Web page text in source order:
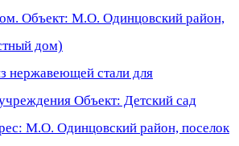
Объект: М.О. Одинцовский район,
дом)
нержавеющей стали для
Объект: Детский сад
М.О. Одинцовский район, поселок